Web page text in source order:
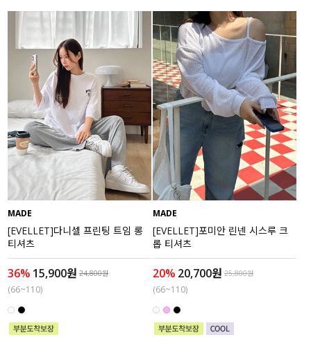
MADE
[EVELLET]다니셀 프린팅 트임 롱
티셔츠
36% 15,900원 24,800원
(66~110)
MADE
[EVELLET]포미안 린넨 시스루 크
롭 티셔츠
20% 20,700원 25,800원
(66~110)